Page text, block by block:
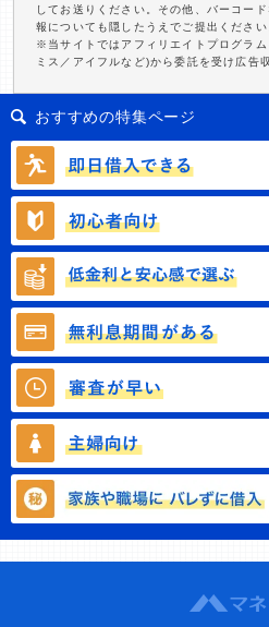
してお送りください。その他、バーコー
報についても隠したうえでご提出ください
※当サイトではアフィリエイトプログラ
ミス／アイフルなど)から委託を受け広告
おすすめの特集ページ